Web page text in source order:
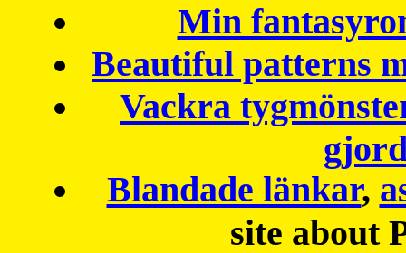
Min
Beautiful patterns
Vackra
Blandade länkar,
site about